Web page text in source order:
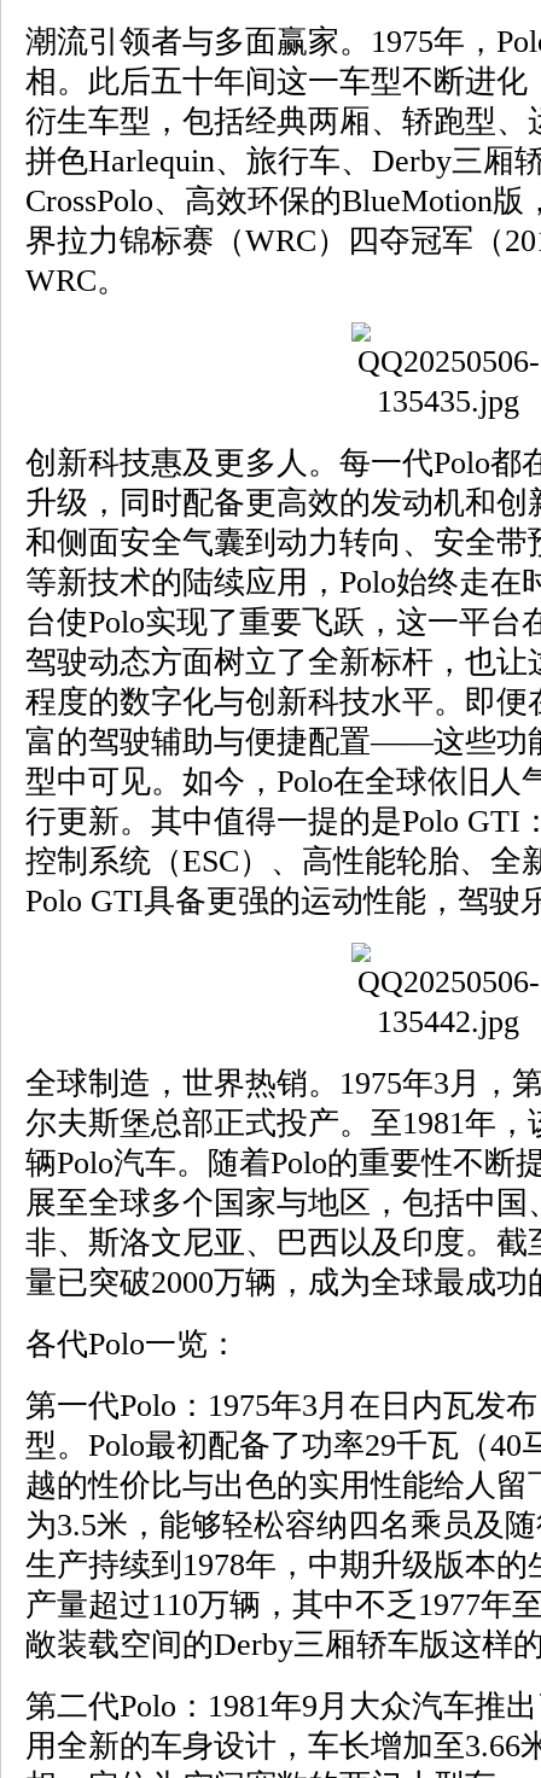
潮流引领者与多面赢家。1975年，
相。此后五十年间这一车型不断进
衍生车型，包括经典两厢、轿跑型、
拼色Harlequin、旅行车、Derby三厢
CrossPolo、高效环保的BlueMotion
界拉力锦标赛（WRC）四夺冠军（
WRC。
创新科技惠及更多人。每一代Polo都
升级，同时配备更高效的发动机和
和侧面安全气囊到动力转向、安全带
等新技术的陆续应用，Polo始终走在
台使Polo实现了重要飞跃，这一平台
驾驶动态方面树立了全新标杆，也
程度的数字化与创新科技水平。即便
富的驾驶辅助与便捷配置——这些功
型中可见。如今，Polo在全球依旧人
行更新。其中值得一提的是Polo GTI
控制系统（ESC）、高性能轮胎、全
Polo GTI具备更强的运动性能，驾驶
全球制造，世界热销。1975年3月，
尔夫斯堡总部正式投产。至1981年
辆Polo汽车。随着Polo的重要性不断
展至全球多个国家与地区，包括中
非、斯洛文尼亚、巴西以及印度。截
量已突破2000万辆，成为全球最成
各代Polo一览：
第一代Polo：1975年3月在日内瓦发
型。Polo最初配备了功率29千瓦（
越的性价比与出色的实用性能给人
为3.5米，能够轻松容纳四名乘员及
生产持续到1978年，中期升级版本的
产量超过110万辆，其中不乏1977年
敞装载空间的Derby三厢轿车版这样
第二代Polo：1981年9月大众汽车推
用全新的车身设计，车长增加至3.66